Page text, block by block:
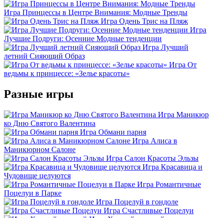
Игра Принцессы в Центре Внимания: Модные Тренды
Игра Одень Трис на Пляж
Игра
Лучшие Подруги: Осенние Модные тенденции
Игра Лучший
летний Сияющий Образ
Игра От
ведьмы к принцессе: «Зелье красоты»
Разные игры
Игра Маникюр
ко Дню Святого Валентина
Игра Обмани парня
Игра Алиса в
Маникюрном Салоне
Игра Салон Красоты Эльзы
Игра Красавица и
Чудовище целуются
Игра Романтичные
Поцелуи в Парке
Игра Поцелуй в гондоле
Игра Счастливые Поцелуи